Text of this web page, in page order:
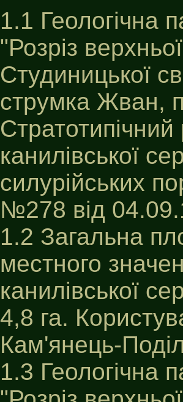
1.1 Геологічна
"Розріз
Студиницької
струмка Жван,
Стратотипiчний
канилiвської
силурійських
№278 від
1.2 Загальна
местного
канилiвської
4,8 га.
Кам'янець-
1.3 Геологічна